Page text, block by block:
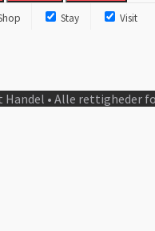
Stay Visit
Handel • Alle rettigheder